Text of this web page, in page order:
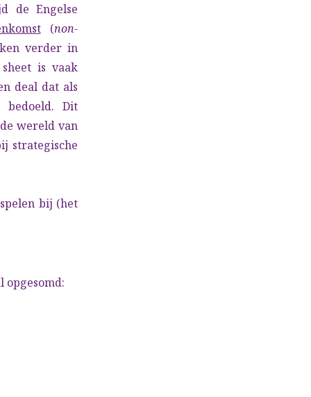
de Engelse
(non-
verder in
is vaak
deal dat als
Dit
wereld van
strategische
bij (het
opgesomd: